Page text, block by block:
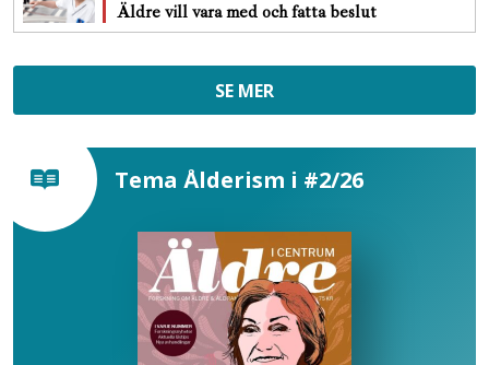
Äldre vill vara med och fatta beslut
SE MER
Tema Ålderism i #2/26